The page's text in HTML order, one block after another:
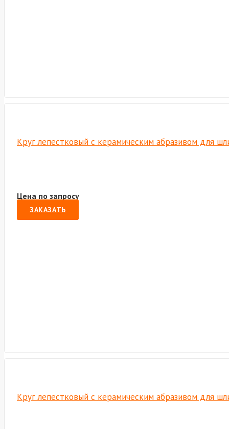
Круг лепестковый с керамическим абразивом для
Цена по запросу
ЗАКАЗАТЬ
Круг лепестковый с керамическим абразивом для